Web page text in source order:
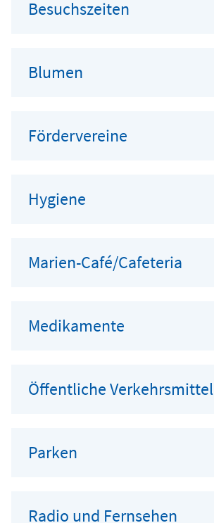
Besuchszeiten
Blumen
Fördervereine
Hygiene
Marien-Café/Cafeteria
Medikamente
Öffentliche Verkehrsmittel
Parken
Radio und Fernsehen